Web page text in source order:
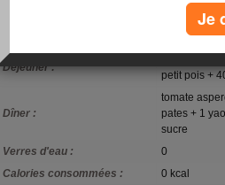
pain
café au lait
Déjeuner :
petit pois +
Dîner :
tomate
pates + 1
sucre
Verres d'eau :
0
Calories consommées :
0 kcal
Je